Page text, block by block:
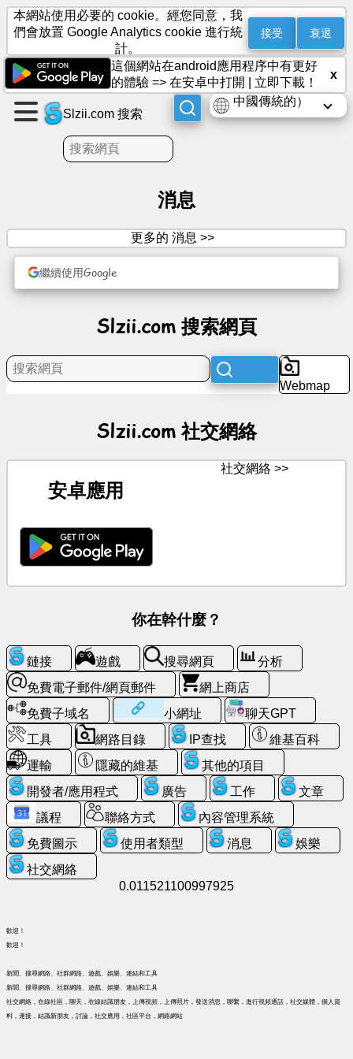
建
立
頁
面
組
程
示
聊
天
GPT
維
基
百
科
聯
絡
遊
搜
尋
本網站使用必要的 cookie。經您同意，我
們會放置 Google Analytics cookie 進行統
計。
接受 衰退
這個網站在android應用程序中有更好
的體驗 => 在安卓中打開 立即下載！
x
中國傳統的）
Slzii.com 搜索
消息
更多的 消息 >>
繼續使用Google
Slzii.com 搜索網頁
Webmap
Slzii.com 社交網絡
安卓應用
社交網絡 >>
你在幹什麼？
鏈接 遊戲 搜尋網頁
分析
免費電子郵件/網頁郵件
網上商店
免費子域名
小網址
聊天GPT
工具
網路目錄 IP查找
維基百科
運輸
隱藏的維基
其他的項目
開發者/應用程式
廣告 工作
文章
議程
聯絡方式
內容管理系統
免費圖示
使用者類型 消息
娛樂
社交網絡
0.011521100997925
歡迎！
歡迎！
新聞、搜尋網路、社群網路、遊戲、娛樂、連結和工具
新聞、搜尋網路、社群網路、遊戲、娛樂、連結和工具
社交網絡，在線社區，聊天，在線結識朋友，上傳視頻，上傳照片，發送消息，聯繫，進行視頻通話，社交媒體，個人資
料，連接，結識新朋友，討論，社交應用，社區平台，網絡網站